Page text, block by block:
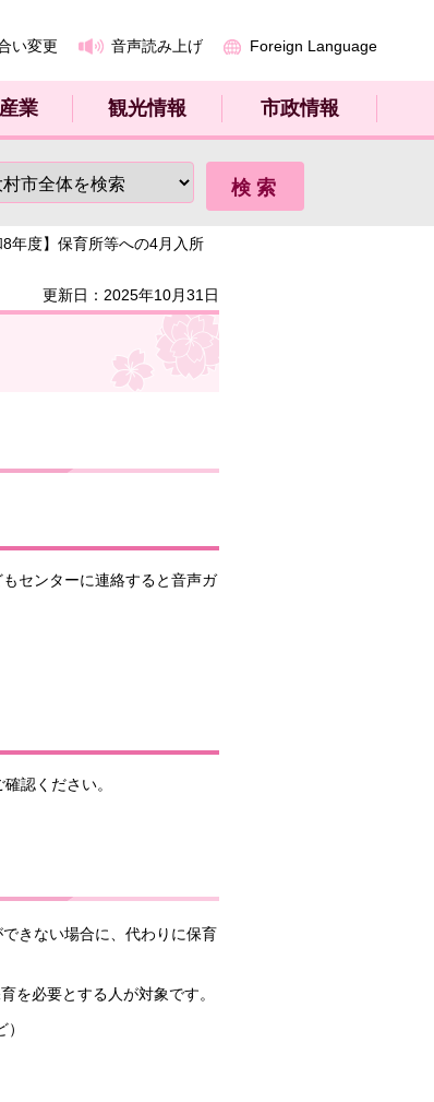
い変更 音声読み上げ Foreign Language
業 観光情報 市政情報
年度】保育所等への4月入所
更新日：2025年10月31日
センターに連絡すると音声ガ
認ください。
きない場合に、代わりに保育
を必要とする人が対象です。